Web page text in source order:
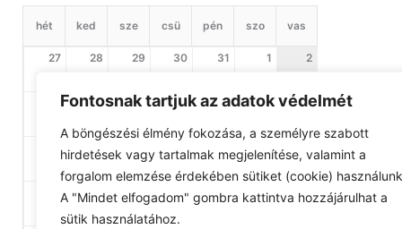
Fontosnak tartjuk az adatok védelmét
A böngészési élmény fokozása, a személyre szabott
hirdetések vagy tartalmak megjelenítése, valamint a
forgalom elemzése érdekében sütiket (cookie)
A "Mindet elfogadom" gombra kattintva hozzájárulhat a
sütik használatához.
hét ked sze csü pén szo vas
27 28 29 30 31 1 2
4 5 6 7 8 9
11 13
18 19 20 21 22 23